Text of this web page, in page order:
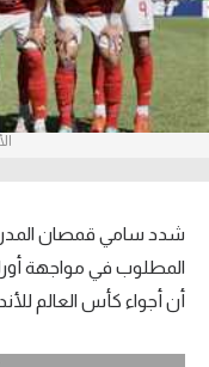
عدسات
آراء حرة
بطولات
أمريكا 2026
الدوري المصري
شدد سامي قمصان
المطلوب في مواجهة
أن أجواء كأس العالم